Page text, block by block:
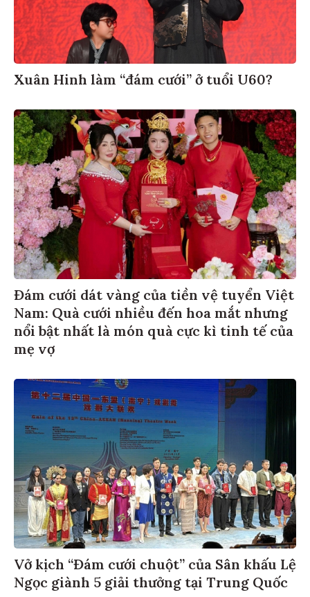
Xuân Hinh làm “đám cưới” ở tuổi U60?
Đám cưới dát vàng của tiền vệ tuyển Việt
Nam: Quà cưới nhiều đến hoa mắt nhưng
nổi bật nhất là món quà cực kì tinh tế của
mẹ vợ
Vở kịch “Đám cưới chuột” của Sân khấu Lệ
Ngọc giành 5 giải thưởng tại Trung Quốc